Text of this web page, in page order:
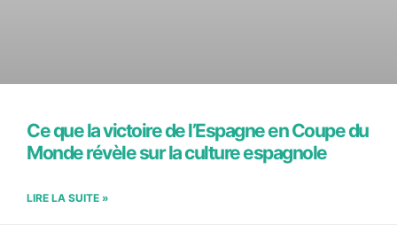
Ce que la victoire de l’Espagne en Coupe du
Monde révèle sur la culture espagnole
LIRE LA SUITE »